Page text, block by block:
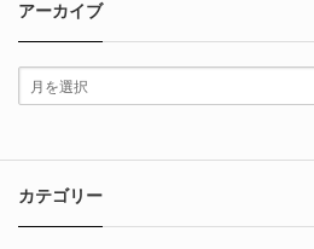
アーカイブ
カテゴリー